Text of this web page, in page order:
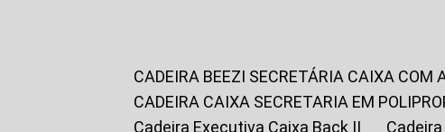
CADEIRA BEEZI SECRETÁRIA CAIXA COM
CADEIRA CAIXA SECRETARIA EM
Cadeira Executiva Caixa Back II